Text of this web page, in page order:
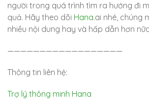
người trong quá trình tìm ra hướng đi
quả. Hãy theo dõi Hana.ai nhé, chúng
nhiều nội dung hay và hấp dẫn hơn
——————————————————
Thông tin liên hệ:
Trợ lý thông minh Hana